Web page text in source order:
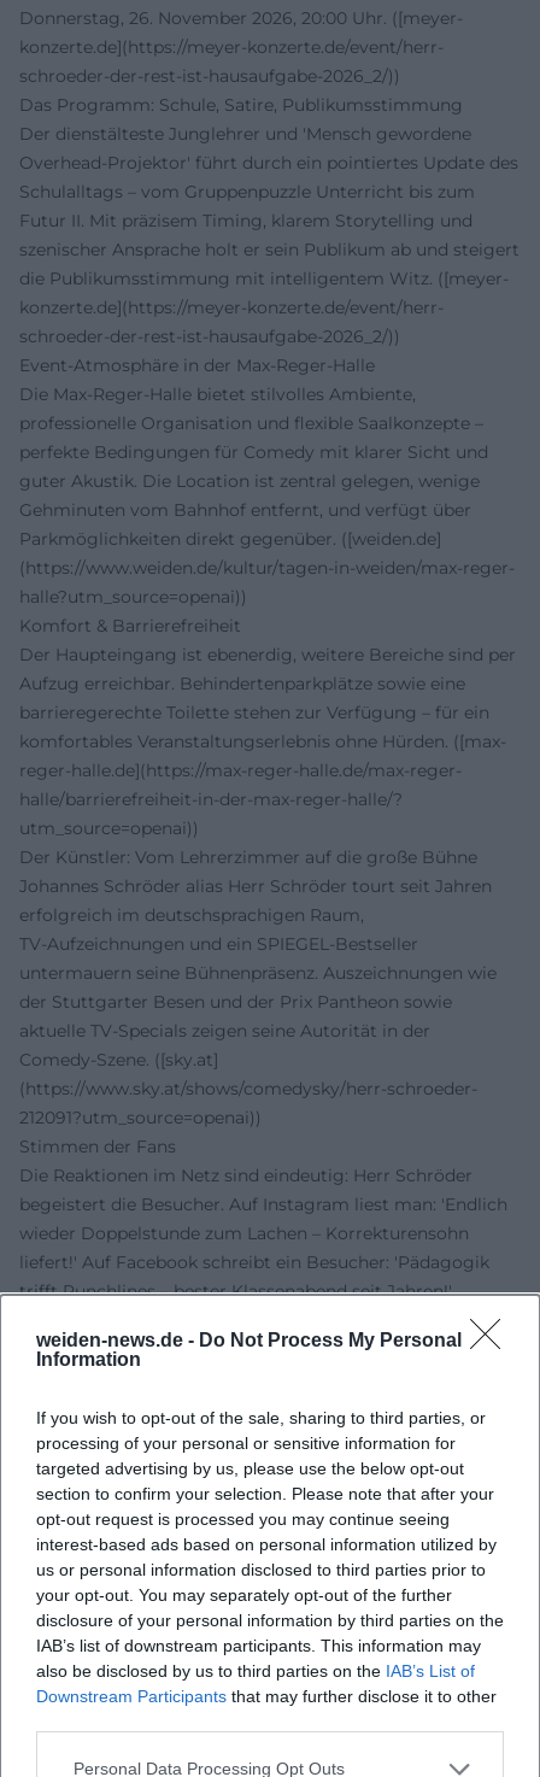
weiden-news.de - Do Not Process My Personal
Information
If you wish to opt-out of the sale, sharing to third parties, or
processing of your personal or sensitive information for
targeted advertising by us, please use the below opt-out
section to confirm your selection. Please note that after your
opt-out request is processed you may continue seeing
interest-based ads based on personal information utilized by
us or personal information disclosed to third parties prior to
your opt-out. You may separately opt-out of the further
disclosure of your personal information by third parties on the
IAB’s list of downstream participants. This information may
also be disclosed by us to third parties on the IAB’s List of
Downstream Participants that may further disclose it to other
Personal Data Processing Opt Outs
Donnerstag, 26. November 2026, 20:00 Uhr. ([meyer-
konzerte.de](https://meyer-konzerte.de/event/herr-
schroeder-der-rest-ist-hausaufgabe-2026_2/))
Das Programm: Schule, Satire, Publikumsstimmung
Der dienstälteste Junglehrer und 'Mensch gewordene
Overhead‑Projektor' führt durch ein pointiertes Update des
Schulalltags – vom Gruppenpuzzle Unterricht bis zum
Futur II. Mit präzisem Timing, klarem Storytelling und
szenischer Ansprache holt er sein Publikum ab und steigert
die Publikumsstimmung mit intelligentem Witz. ([meyer-
konzerte.de](https://meyer-konzerte.de/event/herr-
schroeder-der-rest-ist-hausaufgabe-2026_2/))
Event-Atmosphäre in der Max‑Reger‑Halle
Die Max‑Reger‑Halle bietet stilvolles Ambiente,
professionelle Organisation und flexible Saalkonzepte –
perfekte Bedingungen für Comedy mit klarer Sicht und
guter Akustik. Die Location ist zentral gelegen, wenige
Gehminuten vom Bahnhof entfernt, und verfügt über
Parkmöglichkeiten direkt gegenüber. ([weiden.de]
(https://www.weiden.de/kultur/tagen-in-weiden/max-reger-
halle?utm_source=openai))
Komfort & Barrierefreiheit
Der Haupteingang ist ebenerdig, weitere Bereiche sind per
Aufzug erreichbar. Behindertenparkplätze sowie eine
barrieregerechte Toilette stehen zur Verfügung – für ein
komfortables Veranstaltungserlebnis ohne Hürden. ([max-
reger-halle.de](https://max-reger-halle.de/max-reger-
halle/barrierefreiheit-in-der-max-reger-halle/?
utm_source=openai))
Der Künstler: Vom Lehrerzimmer auf die große Bühne
Johannes Schröder alias Herr Schröder tourt seit Jahren
erfolgreich im deutschsprachigen Raum,
TV‑Aufzeichnungen und ein SPIEGEL‑Bestseller
untermauern seine Bühnenpräsenz. Auszeichnungen wie
der Stuttgarter Besen und der Prix Pantheon sowie
aktuelle TV‑Specials zeigen seine Autorität in der
Comedy‑Szene. ([sky.at]
(https://www.sky.at/shows/comedysky/herr-schroeder-
212091?utm_source=openai))
Stimmen der Fans
Die Reaktionen im Netz sind eindeutig: Herr Schröder
begeistert die Besucher. Auf Instagram liest man: 'Endlich
wieder Doppelstunde zum Lachen – Korrekturensohn
liefert!' Auf Facebook schreibt ein Besucher: 'Pädagogik
trifft Punchlines – bester Klassenabend seit Jahren!'
Ein Abend für alle, die Schule erlebt haben: pointiert,
– jetzt Termin sichern und live dabei sein!
Offizielle Kanäle von Herr Schröder:
Instagram:
https://www.instagram.com/herrschroeder_korrekturensohn/
Facebook:https://www.facebook.com/schroeder.comedy
YouTube: Kein offizielles Profil gefunden
TikTok: Kein offizielles Profil gefunden
Quellen:
Meyer Konzerte – Herr Schröder Der Rest ist Hausaufgabe
(Termine & Tickets)
Max‑Reger‑Halle – Barrierefreiheit